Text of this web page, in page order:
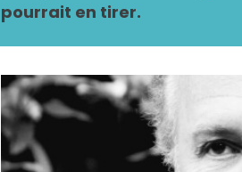
pourrait en tirer.